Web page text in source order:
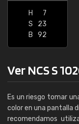
H
7
S
23
B
92
Ver NCS S
Es un riesgo tomar
color en una pantalla
recomendamos